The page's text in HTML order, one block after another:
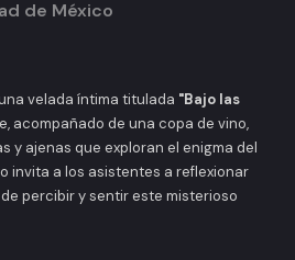
de México
velada íntima titulada "Bajo las
acompañado de una copa de vino,
y ajenas que exploran el enigma del
invita a los asistentes a reflexionar
percibir y sentir este misterioso